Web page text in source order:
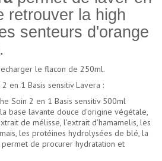
retrouver la high
senteurs d'orange
le flacon de 250ml.
en 1 Basis sensitiv Lavera :
Soin 2 en 1 Basis sensitiv 500ml
base lavante douce d'origine végétale,
de mélisse, l'extrait d'hamamelis, les
les protéines hydrolysées de blé, la
permet de procurer hydratation et